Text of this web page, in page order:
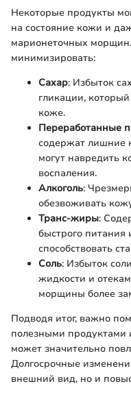
Некоторые продукты
на состояние кожи и
марионеточных
минимизировать:
Сахар: Избыток
гликации,
коже.
Переработанные
содержат лишние
могут навредить
воспаления.
Алкоголь:
обезвоживать
Транс-жиры:
быстрого
способствовать
Соль: Избыток
жидкости и
морщины более
Подводя итог, важно
полезными продуктами
может значительно
Долгосрочные
внешний вид, но и